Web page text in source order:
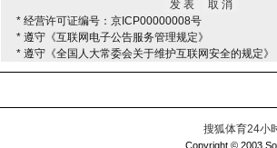
* 经营许可证编号：京ICP00000008号
* 遵守《互联网电子公告服务管理规定》
* 遵守《全国人大常委会关于维护互联网安全的规定》
搜狐体育24小
Copyright © 2003